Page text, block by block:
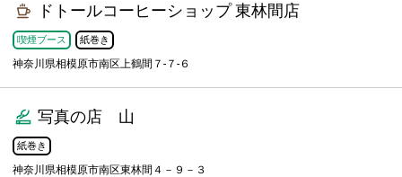
ドトールコーヒーショップ 東林間店
喫煙ブース 紙巻き
神奈川県相模原市南区上鶴間７-７-６
写真の店 山
紙巻き
神奈川県相模原市南区東林間４－９－３